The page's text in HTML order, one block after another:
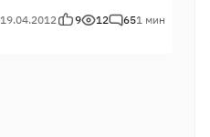
19.04.2012 9 12 651 мин